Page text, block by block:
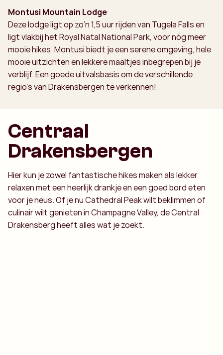
Montusi Mountain Lodge
Deze lodge ligt op zo’n 1,5 uur rijden van Tugela Falls en
ligt vlakbij het Royal Natal National Park, voor nóg meer
mooie hikes. Montusi biedt je een serene omgeving, hele
mooie uitzichten en lekkere maaltjes inbegrepen bij je
verblijf. Een goede uitvalsbasis om de verschillende
regio’s van Drakensbergen te verkennen!
Centraal
Drakensbergen
Hier kun je zowel fantastische hikes maken als lekker
relaxen met een heerlijk drankje en een goed bord eten
voor je neus. Of je nu Cathedral Peak wilt beklimmen of
culinair wilt genieten in Champagne Valley, de Central
Drakensberg heeft alles wat je zoekt.